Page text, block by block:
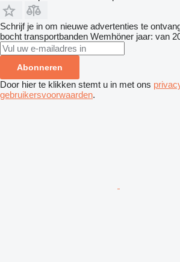
Schrijf je in om nieuwe advertenties te
bocht transportbanden Wemhöner jaar: van
Abonneren
Door hier te klikken stemt u in met ons
gebruikersvoorwaarden.